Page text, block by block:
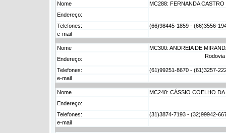
Nome
MC288: FERNANDA
Endereço:
Telefones:
(66)98445-1859 - (66)3556-
e-mail
Nome
MC300: ANDREIA DE
Endereço:
Rodovia
Telefones:
(61)99251-8670 - (61)3257-
e-mail
Nome
MC240: CÁSSIO COELHO
Endereço:
Telefones:
(31)3874-7193 - (32)99942-
e-mail